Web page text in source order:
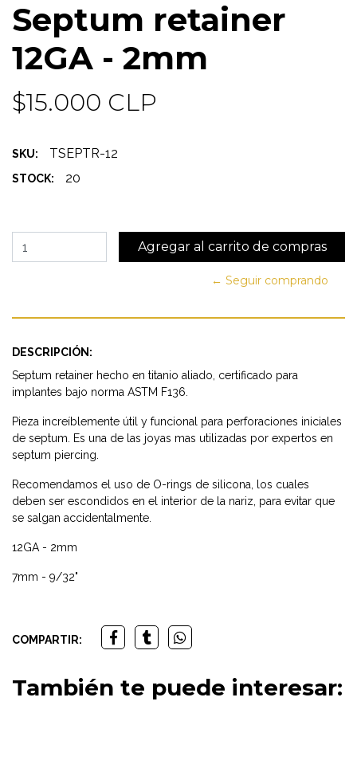
Septum retainer
12GA - 2mm
$15.000 CLP
SKU: TSEPTR-12
STOCK: 20
← Seguir comprando
DESCRIPCIÓN:
Septum retainer hecho en titanio aliado, certificado para
implantes bajo norma ASTM F136.
Pieza increíblemente útil y funcional para perforaciones iniciales
de septum. Es una de las joyas mas utilizadas por expertos en
septum piercing.
Recomendamos el uso de O-rings de silicona, los cuales
deben ser escondidos en el interior de la nariz, para evitar que
se salgan accidentalmente.
12GA - 2mm
7mm - 9/32"
COMPARTIR:
También te puede interesar: